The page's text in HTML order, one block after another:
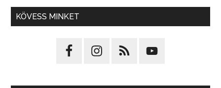
KÖVESS MINKET